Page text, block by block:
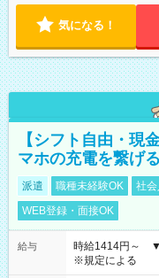
気になる！
【シフト自由・現
マホの充電を繋げ
派遣 職種未経験OK 社
WEB登録・面接OK
給与
時給1414円～ ▼
※規定による